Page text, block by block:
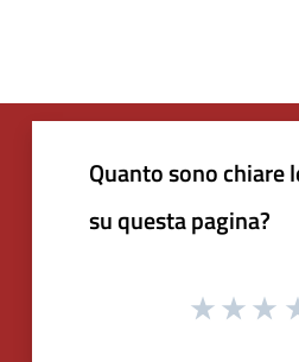
Quanto sono chiare
su questa pagina?